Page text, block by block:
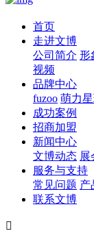
首页
走进文博
公司简介 形
视频
品牌中心
fuzoo 萌力
成功案例
招商加盟
新闻中心
文博动态 展
服务与支持
常见问题 产
联系文博
